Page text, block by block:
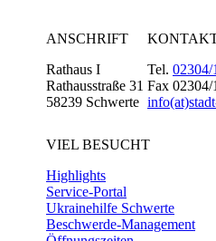
ANSCHRIFT
Rathaus I
Rathausstraße 31
58239 Schwerte
Tel. 02304/
Fax 02304/
VIEL BESUCHT
Highlights
Service-Portal
Ukrainehilfe Schwerte
Beschwerde-Management